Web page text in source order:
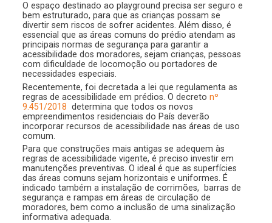
O espaço destinado ao playground precisa ser seguro e
bem estruturado, para que as crianças possam se
divertir sem riscos de sofrer acidentes. Além disso, é
essencial que as áreas comuns do prédio atendam as
principais normas de segurança para garantir a
acessibilidade dos moradores, sejam crianças, pessoas
com dificuldade de locomoção ou portadores de
necessidades especiais.
Recentemente, foi decretada a lei que regulamenta as
regras de acessibilidade em prédios. O decretonº
9.451/2018 determina que todos os novos
empreendimentos residenciais do País deverão
incorporar recursos de acessibilidade nas áreas de uso
comum.
Para que construções mais antigas se adequem às
regras de acessibilidade vigente, é preciso investir em
manutenções preventivas. O ideal é que as superfícies
das áreas comuns sejam horizontais e uniformes. É
indicado também a instalação de corrimões, barras de
segurança e rampas em áreas de circulação de
moradores, bem como a inclusão de uma sinalização
informativa adequada.